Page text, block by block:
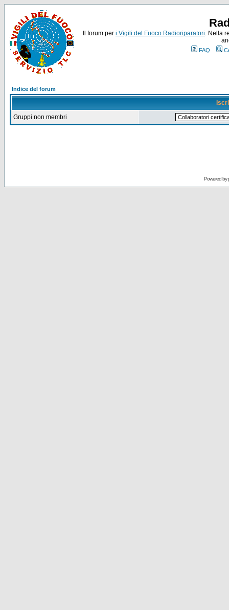
Il forum per i Vigili del Fuoco Radioriparatori. Nella
FAQ
Indice del forum
Gruppi non membri
Powered by